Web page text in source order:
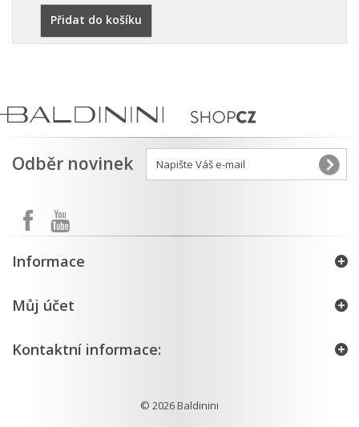
Přidat do košíku
Odběr novinek
Informace
Můj účet
Kontaktní informace:
© 2026 Baldinini